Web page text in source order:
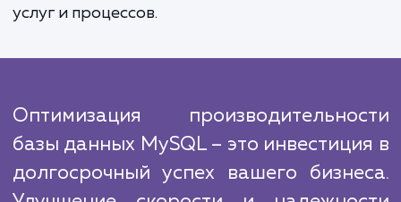
улучшению производительности базы
алгоритмам. Мы ориентируемся на
управления базами данных, чтобы
высокое качество наших услуг.
Наши конкуренты могут предложить